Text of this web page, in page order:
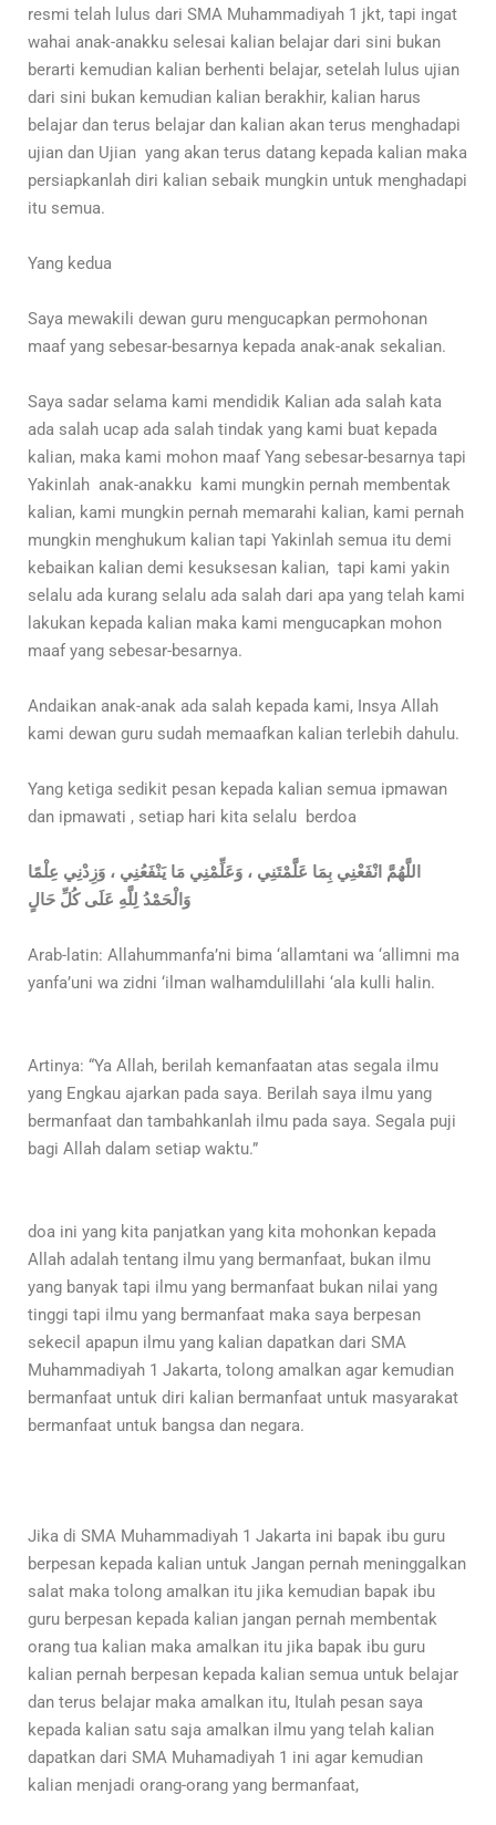
resmi telah lulus dari SMA Muhammadiyah 1 jkt, tapi ingat
wahai anak-anakku selesai kalian belajar dari sini bukan
berarti kemudian kalian berhenti belajar, setelah lulus ujian
dari sini bukan kemudian kalian berakhir, kalian harus
belajar dan terus belajar dan kalian akan terus menghadapi
ujian dan Ujian yang akan terus datang kepada kalian maka
persiapkanlah diri kalian sebaik mungkin untuk menghadapi
itu semua.
Yang kedua
Saya mewakili dewan guru mengucapkan permohonan
maaf yang sebesar-besarnya kepada anak-anak sekalian.
Saya sadar selama kami mendidik Kalian ada salah kata
ada salah ucap ada salah tindak yang kami buat kepada
kalian, maka kami mohon maaf Yang sebesar-besarnya tapi
Yakinlah anak-anakku kami mungkin pernah membentak
kalian, kami mungkin pernah memarahi kalian, kami pernah
mungkin menghukum kalian tapi Yakinlah semua itu demi
kebaikan kalian demi kesuksesan kalian, tapi kami yakin
selalu ada kurang selalu ada salah dari apa yang telah kami
lakukan kepada kalian maka kami mengucapkan mohon
maaf yang sebesar-besarnya.
Andaikan anak-anak ada salah kepada kami, Insya Allah
kami dewan guru sudah memaafkan kalian terlebih dahulu.
Yang ketiga sedikit pesan kepada kalian semua ipmawan
dan ipmawati , setiap hari kita selalu berdoa
اللَّهُمَّ انْفَعْنِي بِمَا عَلَّمْتَنِي ، وَعَلِّمْنِي مَا يَنْفَعُنِي ، وَزِدْنِي عِلْمًا
وَالْحَمْدُ لِلَّهِ عَلَى كُلِّ حَالٍ
Arab-latin: Allahummanfa’ni bima ‘allamtani wa ‘allimni ma
yanfa’uni wa zidni ‘ilman walhamdulillahi ‘ala kulli halin.
Artinya: “Ya Allah, berilah kemanfaatan atas segala ilmu
yang Engkau ajarkan pada saya. Berilah saya ilmu yang
bermanfaat dan tambahkanlah ilmu pada saya. Segala puji
bagi Allah dalam setiap waktu.”
doa ini yang kita panjatkan yang kita mohonkan kepada
Allah adalah tentang ilmu yang bermanfaat, bukan ilmu
yang banyak tapi ilmu yang bermanfaat bukan nilai yang
tinggi tapi ilmu yang bermanfaat maka saya berpesan
sekecil apapun ilmu yang kalian dapatkan dari SMA
Muhammadiyah 1 Jakarta, tolong amalkan agar kemudian
bermanfaat untuk diri kalian bermanfaat untuk masyarakat
bermanfaat untuk bangsa dan negara.
Jika di SMA Muhammadiyah 1 Jakarta ini bapak ibu guru
berpesan kepada kalian untuk Jangan pernah meninggalkan
salat maka tolong amalkan itu jika kemudian bapak ibu
guru berpesan kepada kalian jangan pernah membentak
orang tua kalian maka amalkan itu jika bapak ibu guru
kalian pernah berpesan kepada kalian semua untuk belajar
dan terus belajar maka amalkan itu, Itulah pesan saya
kepada kalian satu saja amalkan ilmu yang telah kalian
dapatkan dari SMA Muhamadiyah 1 ini agar kemudian
kalian menjadi orang-orang yang bermanfaat,